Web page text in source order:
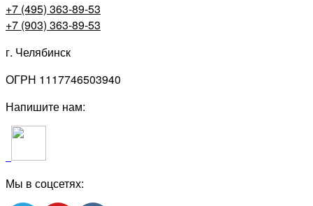
+7 (495) 363-89-53
+7 (903) 363-89-53
г. Челябинск
ОГРН 1117746503940
Напишите нам:
Мы в соцсетях: